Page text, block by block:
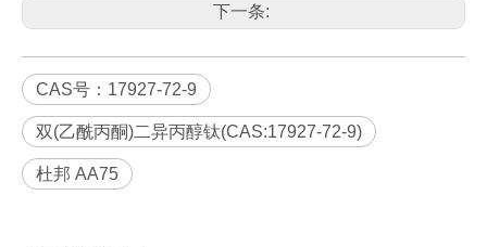
下一条:
CAS号：17927-72-9
双(乙酰丙酮)二异丙醇钛(CAS:17927-72-9)
杜邦 AA75